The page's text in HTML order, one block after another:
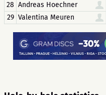
28 Andreas Hoechner
29 Valentina Meuren